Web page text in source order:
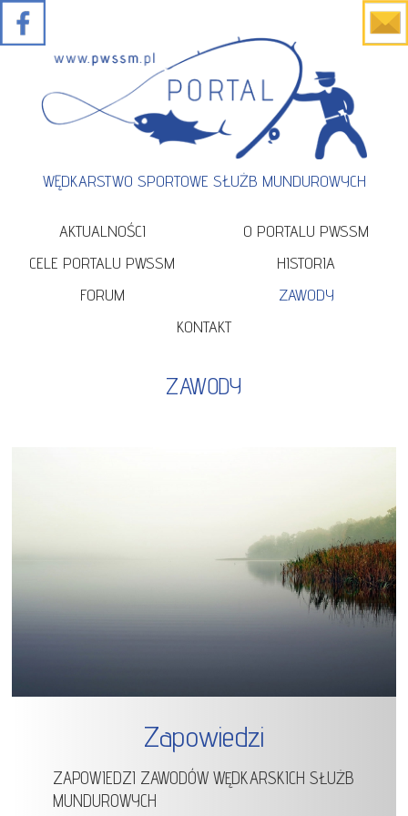
WĘDKARSTWO SPORTOWE SŁUŻB MUNDUROWYCH
AKTUALNOŚCI
O PORTALU PWSSM
CELE PORTALU PWSSM
HISTORIA
FORUM
ZAWODY
KONTAKT
ZAWODY
Zapowiedzi
ZAPOWIEDZI ZAWODÓW WĘDKARSKICH SŁUŻB
MUNDUROWYCH